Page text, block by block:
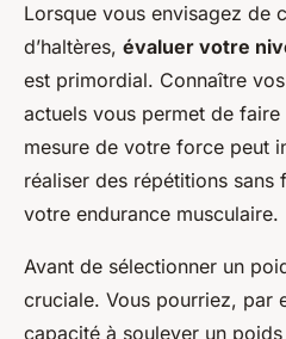
Lorsque vous envisagez de
d’haltères, évaluer votre
est primordial. Connaître
actuels vous permet de
mesure de votre force peut
réaliser des répétitions sans
votre endurance musculaire.
Avant de sélectionner un
cruciale. Vous pourriez, par
capacité à soulever un